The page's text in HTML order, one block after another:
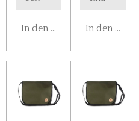
In den Warenkorb
In den